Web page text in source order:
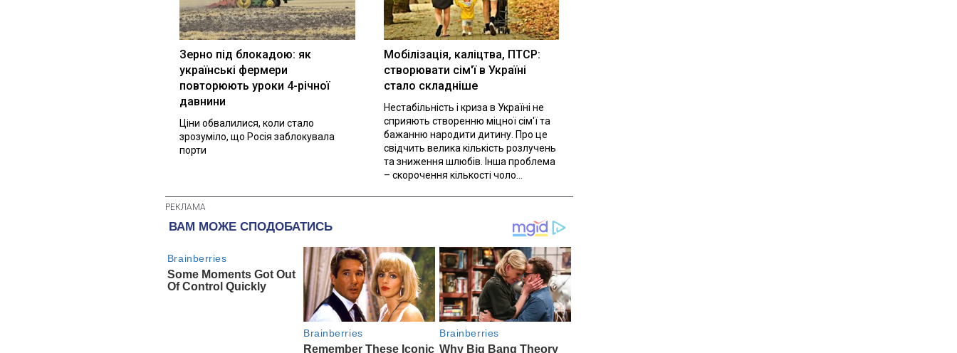
Зерно під блокадою: як
українські фермери
повторюють уроки 4-річної
давнини
Ціни обвалилися, коли стало
зрозуміло, що Росія заблокувала
порти
Мобілізація, каліцтва, ПТСР:
створювати сім'ї в Україні
стало складніше
Нестабільність і криза в Україні не
сприяють створенню міцної сім'ї та
бажанню народити дитину. Про це
свідчить велика кількість розлучень
та зниження шлюбів. Інша проблема
– скорочення кількості чоло...